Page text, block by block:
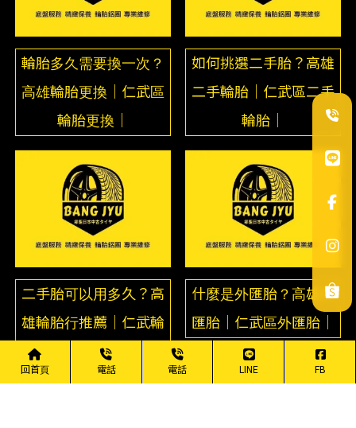
輪胎多久需要換一次？
高雄輪胎更換｜仁武區
輪胎更換｜
如何挑選二手胎？高雄
二手輪胎｜仁武區二手
輪胎｜
二手胎可以用多久？高
雄輪胎行推薦｜仁武輪
胎行推薦｜
什麼是外匯胎？高雄外
匯胎｜仁武區外匯胎｜
回首頁 電話 電話 LINE FB